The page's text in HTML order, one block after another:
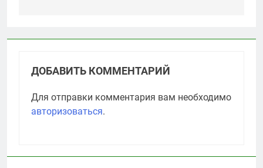
ДОБАВИТЬ КОММЕНТАРИЙ
Для отправки комментария вам необходимо
авторизоваться.